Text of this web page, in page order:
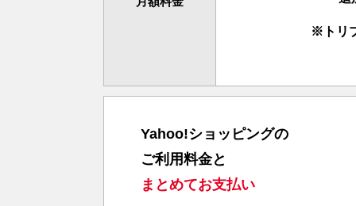
※トリ
Yahoo!ショッピングの
ご利用料金と
まとめてお支払い